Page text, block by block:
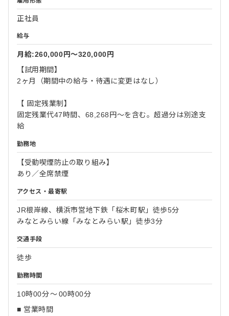
正社員
給与
月給:260,000円〜320,000円
【試用期間】
2ヶ月（期間中の給与・待遇に変更はなし）
【 固定残業制】
固定残業代47時間、68,268円～を含む。超過分は別途支
給
勤務地
【受動喫煙防止の取り組み】
あり／全席禁煙
アクセス・最寄駅
JR根岸線、横浜市営地下鉄「桜木町駅」徒歩5分
みなとみらい線「みなとみらい駅」徒歩3分
交通手段
徒歩
勤務時間
10時00分〜00時00分
■ 営業時間